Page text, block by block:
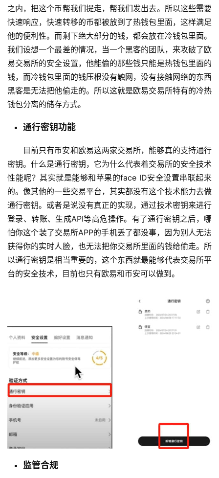
之内，把这个币帮我们提走，帮我们发出去。所以这些需要
快速响应，快速转移的币都被放到了热钱包里面，这样满足
他的便利性。而剩下绝大部分的钱，都会放在冷钱包里面。
我们设想一个最差的情况，当一个黑客的团队，来攻破了欧
易交易所的安全设置，他能偷的那些钱只能是热钱包里面的
钱，而冷钱包里面的钱压根没有触网，没有接触网络的东西
黑客是无法把他偷走的。所以这就是欧易交易所特有的冷热
钱包分离的储存方式。
通行密钥功能
目前只有币安和欧易这两家交易所，能够真的支持通行
密钥。什么是通行密钥，它为什么代表着交易所的安全技术
性能呢？其实就是能够和苹果的face ID安全设置串联起来
的。像其他的一些交易平台，其实都没有这个技术能力去做
通行密钥。或者是说没有真正的实现，通过技术密钥来进行
登录、转账、生成API等高危操作。有了通行密钥之后，哪
怕你这个装了交易所APP的手机丢了都没事，因为别人无法
获得你的实时人脸，也无法把你交易所里面的钱给偷走。所
以通行密钥是相当重要的，这个东西就最能够代表交易所平
台的安全技术，目前也只有欧易和币安可以做到。
监管合规